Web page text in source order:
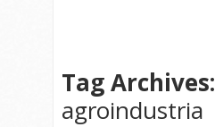
Tag Archives:
agroindustria